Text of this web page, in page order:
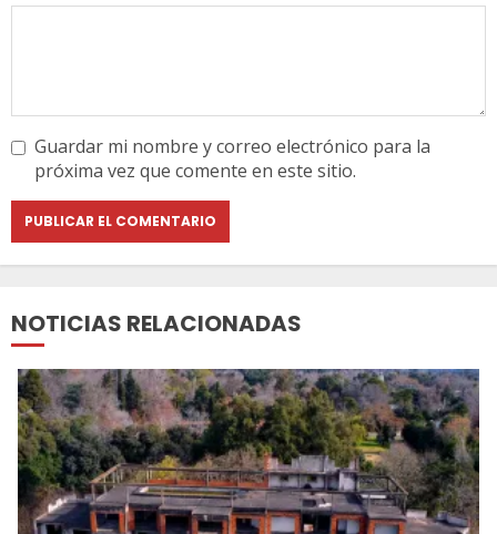
Guardar mi nombre y correo electrónico para la
próxima vez que comente en este sitio.
NOTICIAS RELACIONADAS